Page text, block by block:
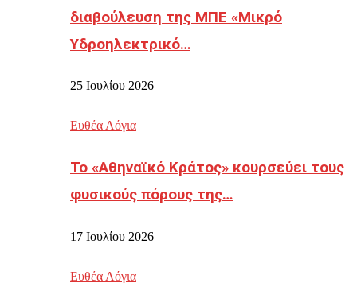
διαβούλευση της ΜΠΕ «Μικρό
Υδροηλεκτρικό…
25 Ιουλίου 2026
Ευθέα Λόγια
Το «Αθηναϊκό Κράτος» κουρσεύει τους
φυσικούς πόρους της…
17 Ιουλίου 2026
Ευθέα Λόγια